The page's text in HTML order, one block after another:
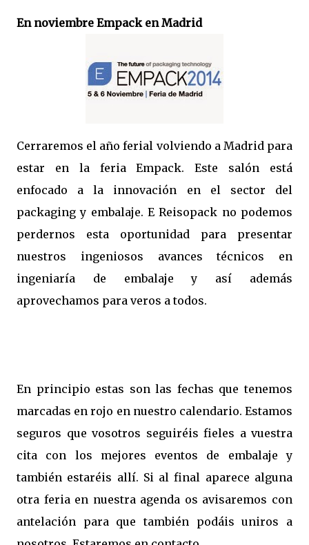
En noviembre Empack en Madrid
Cerraremos el año ferial volviendo a Madrid para
estar en la feria Empack. Este salón está
enfocado a la innovación en el sector del
packaging y embalaje. E Reisopack no podemos
perdernos esta oportunidad para presentar
nuestros ingeniosos avances técnicos en
ingeniaría de embalaje y así además
aprovechamos para veros a todos.
En principio estas son las fechas que tenemos
marcadas en rojo en nuestro calendario. Estamos
seguros que vosotros seguiréis fieles a vuestra
cita con los mejores eventos de embalaje y
también estaréis allí. Si al final aparece alguna
otra feria en nuestra agenda os avisaremos con
antelación para que también podáis uniros a